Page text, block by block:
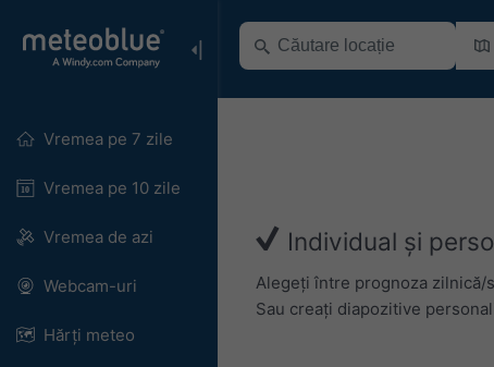
Vremea pe 7 zile
Vremea pe 10 zile
Vremea de azi
Webcam-uri
Hărți meteo
Individual și
Alegeți între prognoza zilnică/
Sau creați diapozitive